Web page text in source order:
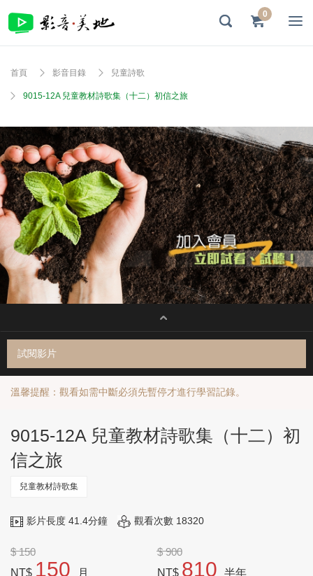
0
首頁 影音目錄 兒童詩歌
9015-12A 兒童教材詩歌集（十二）初信之旅
試閱影片
溫馨提醒：觀看如需中斷必須先暫停才進行學習記錄。
9015-12A 兒童教材詩歌集（十二）初
信之旅
兒童教材詩歌集
影片長度 41.4分鐘 觀看次數 18320
$ 150
NT$ 150 月
$ 900
NT$ 810 半年